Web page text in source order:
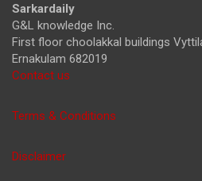
Sarkardaily
G&L knowledge Inc.
First floor choolakkal buildings
Ernakulam 682019
Contact us
Terms & Conditions
Disclaimer